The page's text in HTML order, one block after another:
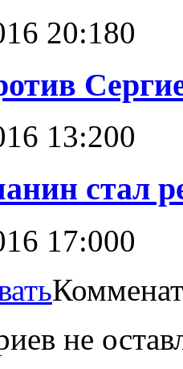
20:180
13:200
стал
17:000
не